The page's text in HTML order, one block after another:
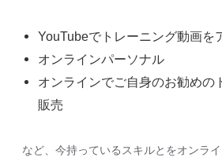
YouTubeでトレーニング動画を
オンラインパーソナル
オンラインでご自身のお勧めの
販売
など、今持っているスキルとをオンラ